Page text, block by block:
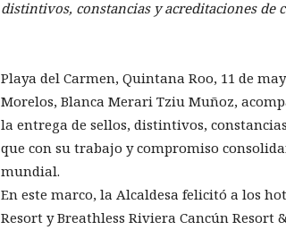
distintivos, constancias y acreditaciones
Playa del Carmen, Quintana Roo, 11 de
Morelos, Blanca Merari Tziu Muñoz,
la entrega de sellos, distintivos,
que con su trabajo y compromiso
mundial.
En este marco, la Alcaldesa felicitó a los
Resort y Breathless Riviera Cancún